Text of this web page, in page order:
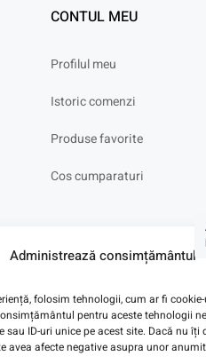
Administrează consimțământul
folosim tehnologii, cum ar fi
pentru aceste tehnologii
ID-uri unice pe acest site. Dacă nu
avea afecte negative asupra unor
CONTUL MEU
Profilul meu
Istoric comenzi
Produse favorite
Cos cumparaturi